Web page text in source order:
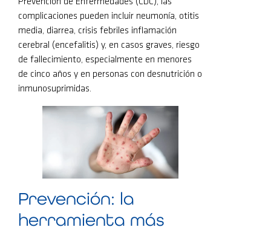
complicaciones pueden incluir neumonía, otitis
media, diarrea, crisis febriles inflamación
cerebral (encefalitis) y, en casos graves, riesgo
de fallecimiento, especialmente en menores
de cinco años y en personas con desnutrición o
inmunosuprimidas.
Prevención: la
herramienta más